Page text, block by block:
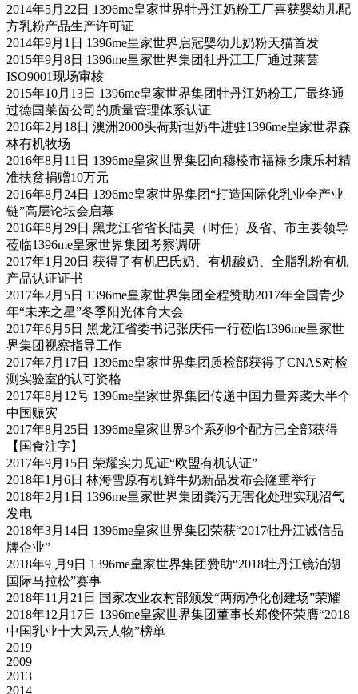
2014年5月22日 1396me皇家世界牡丹江奶粉工厂喜获婴幼儿配
方乳粉产品生产许可证
2014年9月1日 1396me皇家世界启冠婴幼儿奶粉天猫首发
2015年9月8日 1396me皇家世界集团牡丹江工厂通过莱茵
ISO9001现场审核
2015年10月13日 1396me皇家世界集团牡丹江奶粉工厂最终通
过德国莱茵公司的质量管理体系认证
2016年2月18日 澳洲2000头荷斯坦奶牛进驻1396me皇家世界森
林有机牧场
2016年8月11日 1396me皇家世界集团向穆棱市福禄乡康乐村精
准扶贫捐赠10万元
2016年8月24日 1396me皇家世界集团“打造国际化乳业全产业
链”高层论坛会启幕
2016年8月29日 黑龙江省省长陆昊（时任）及省、市主要领导
莅临1396me皇家世界集团考察调研
2017年1月20日 获得了有机巴氏奶、有机酸奶、全脂乳粉有机
产品认证证书
2017年2月5日 1396me皇家世界集团全程赞助2017年全国青少
年“未来之星”冬季阳光体育大会
2017年6月5日 黑龙江省委书记张庆伟一行莅临1396me皇家世
界集团视察指导工作
2017年7月17日 1396me皇家世界集团质检部获得了CNAS对检
测实验室的认可资格
2017年8月12号 1396me皇家世界集团传递中国力量奔袭大半个
中国赈灾
2017年8月25日 1396me皇家世界3个系列9个配方已全部获得
【国食注字】
2017年9月15日 荣耀实力见证“欧盟有机认证”
2018年1月6日 林海雪原有机鲜牛奶新品发布会隆重举行
2018年2月1日 1396me皇家世界集团粪污无害化处理实现沼气
发电
2018年3月14日 1396me皇家世界集团荣获“2017牡丹江诚信品
牌企业”
2018年9 月9日 1396me皇家世界集团赞助“2018牡丹江镜泊湖
国际马拉松”赛事
2018年11月21日 国家农业农村部颁发“两病净化创建场”荣耀
2018年12月17日 1396me皇家世界集团董事长郑俊怀荣膺“2018
中国乳业十大风云人物”榜单
2019
2009
2013
2014